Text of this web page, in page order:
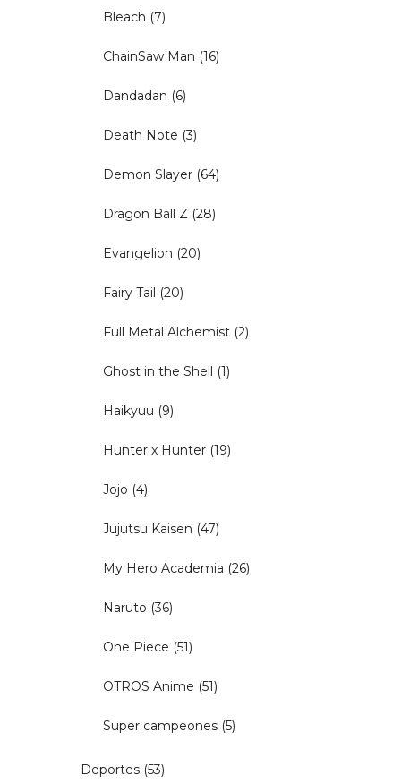
Bleach (7)
ChainSaw Man (16)
Dandadan (6)
Death Note (3)
Demon Slayer (64)
Dragon Ball Z (28)
Evangelion (20)
Fairy Tail (20)
Full Metal Alchemist (2)
Ghost in the Shell (1)
Haikyuu (9)
Hunter x Hunter (19)
Jojo (4)
Jujutsu Kaisen (47)
My Hero Academia (26)
Naruto (36)
One Piece (51)
OTROS Anime (51)
Super campeones (5)
Deportes (53)